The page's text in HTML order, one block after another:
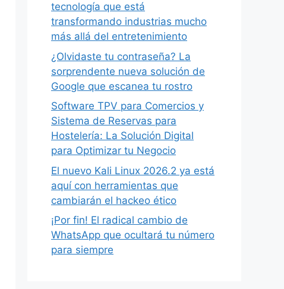
tecnología que está
transformando industrias mucho
más allá del entretenimiento
¿Olvidaste tu contraseña? La
sorprendente nueva solución de
Google que escanea tu rostro
Software TPV para Comercios y
Sistema de Reservas para
Hostelería: La Solución Digital
para Optimizar tu Negocio
El nuevo Kali Linux 2026.2 ya está
aquí con herramientas que
cambiarán el hackeo ético
¡Por fin! El radical cambio de
WhatsApp que ocultará tu número
para siempre